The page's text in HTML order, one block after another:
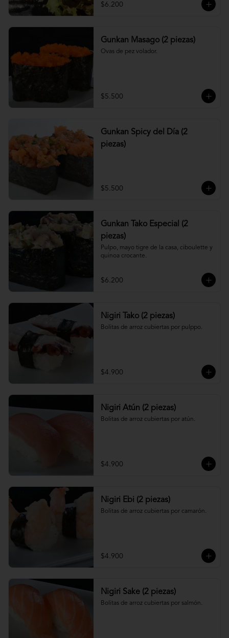
$6.200
Gunkan Masago (2 piezas)
Ovas de pez volador.
$5.500
Gunkan Spicy del Día (2
piezas)
$5.500
Gunkan Tako Especial (2
piezas)
Pulpo, mayo tigre de la casa, ciboulette y
quinoa crocante.
$6.200
Nigiri Tako (2 piezas)
Bolitas de arroz cubiertas por pulppo.
$4.900
Nigiri Atún (2 piezas)
Bolitas de arroz cubiertas por atún.
$4.900
Nigiri Ebi (2 piezas)
Bolitas de arroz cubiertas por camarón.
$4.900
Nigiri Sake (2 piezas)
Bolitas de arroz cubiertas por salmón.